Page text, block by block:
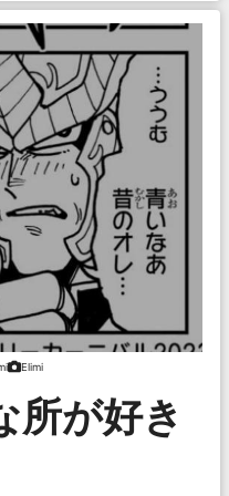
Elimi
所が好き